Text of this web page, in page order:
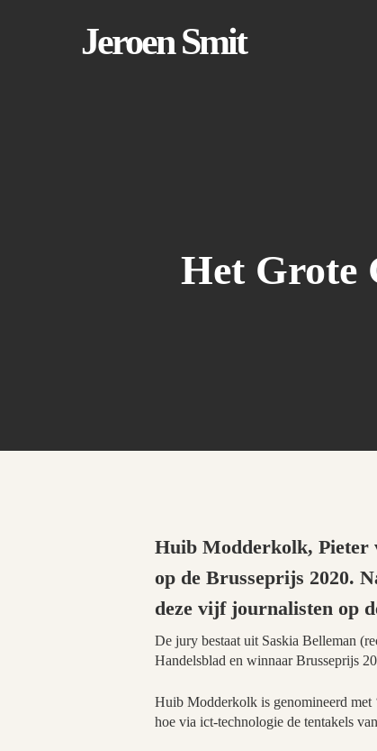
Jeroen Smit
Het Grote
Huib Modderkolk, Pieter
op de Brusseprijs 2020.
deze vijf journalisten op
De jury bestaat uit Saskia Belleman
Handelsblad en winnaar Brusseprijs
Huib Modderkolk is genomineerd met
hoe via ict-technologie de tentakels